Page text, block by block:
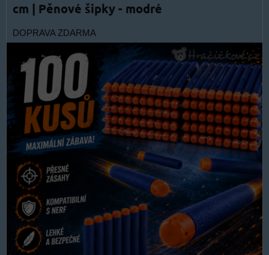
cm | Pěnové šipky - modré
DOPRAVA ZDARMA